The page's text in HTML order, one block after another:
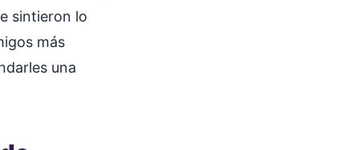
sintieron lo
más
una